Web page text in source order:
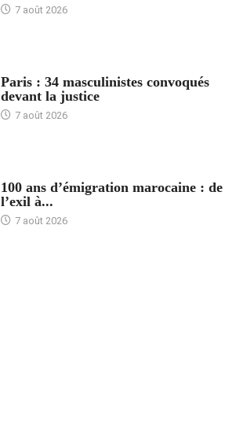
7 août 2026
Paris : 34 masculinistes convoqués
devant la justice
7 août 2026
100 ans d’émigration marocaine : de
l’exil à...
7 août 2026